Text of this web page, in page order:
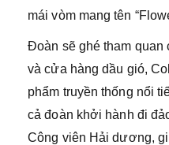
mái vòm mang tên
Đoàn sẽ ghé tham quan
và cửa hàng dầu gió,
phẩm truyền thống nổi
cả đoàn khởi hành đi
Công viên Hải dương,